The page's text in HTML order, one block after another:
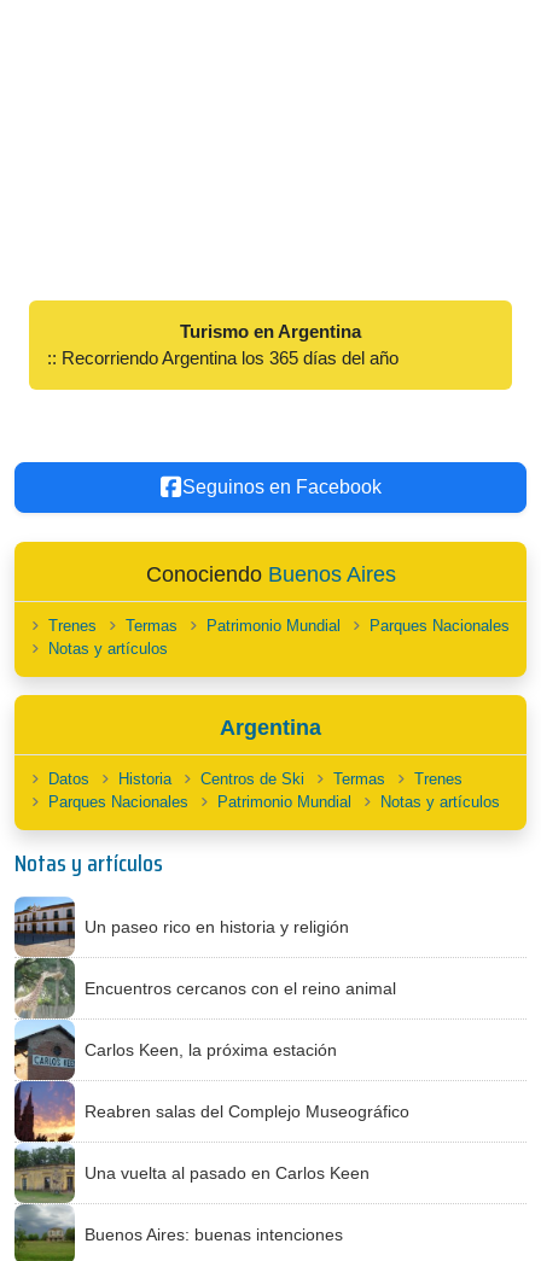
Turismo en Argentina
:: Recorriendo Argentina los 365 días del año
Seguinos en Facebook
Conociendo Buenos Aires
Trenes Termas Patrimonio Mundial
Parques Nacionales
Notas y artículos
Argentina
Datos Historia Centros de Ski Termas
Trenes
Parques Nacionales
Patrimonio Mundial Notas y artículos
Notas y artículos
Un paseo rico en historia y religión
Encuentros cercanos con el reino animal
Carlos Keen, la próxima estación
Reabren salas del Complejo Museográfico
Una vuelta al pasado en Carlos Keen
Buenos Aires: buenas intenciones